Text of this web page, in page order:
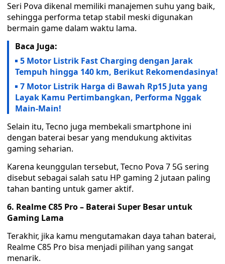
Seri Pova dikenal memiliki manajemen suhu yang baik,
sehingga performa tetap stabil meski digunakan
bermain game dalam waktu lama.
Baca Juga:
5 Motor Listrik Fast Charging dengan Jarak
Tempuh hingga 140 km, Berikut Rekomendasinya!
7 Motor Listrik Harga di Bawah Rp15 Juta yang
Layak Kamu Pertimbangkan, Performa Nggak
Main-Main!
Selain itu, Tecno juga membekali smartphone ini
dengan baterai besar yang mendukung aktivitas
gaming seharian.
Karena keunggulan tersebut, Tecno Pova 7 5G sering
disebut sebagai salah satu HP gaming 2 jutaan paling
tahan banting untuk gamer aktif.
6. Realme C85 Pro – Baterai Super Besar untuk
Gaming Lama
Terakhir, jika kamu mengutamakan daya tahan baterai,
Realme C85 Pro bisa menjadi pilihan yang sangat
menarik.